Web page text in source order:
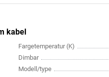
kabel
Fargetemperatur (K)
Dimbar
Modell/type